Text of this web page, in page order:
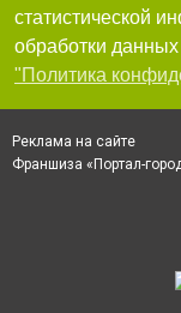
статистической
обработки данных
"Политика
Реклама на сайте
Франшиза «Портал-